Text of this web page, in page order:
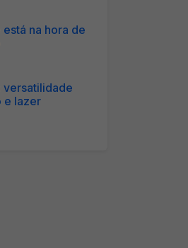
na hora de
versatilidade
e lazer